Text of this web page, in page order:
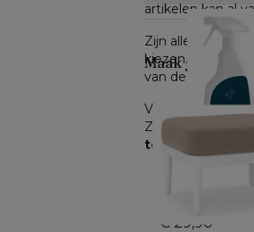
artikelen kan al
Zijn alle artikelen
kiezen. Zijn niet
van de
Voor producten
Zodra je dit hebt
terug te sturen
€ 29,90
Maak je look